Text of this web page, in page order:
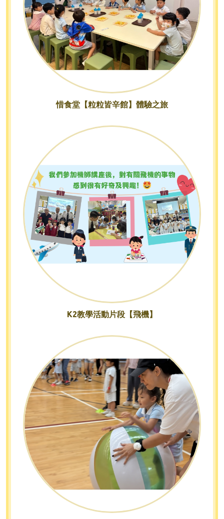
惜食堂【粒粒皆辛館】體驗之旅
K2教學活動片段【飛機】